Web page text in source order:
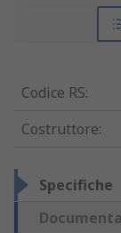
Codice RS:
Costruttore:
Specifiche